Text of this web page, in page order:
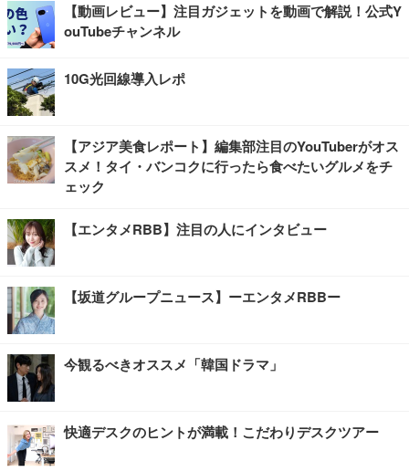
【動画レビュー】注目ガジェットを動画で解説！公式Y
ouTubeチャンネル
10G光回線導入レポ
【アジア美食レポート】編集部注目のYouTuberがオス
スメ！タイ・バンコクに行ったら食べたいグルメをチ
ェック
【エンタメRBB】注目の人にインタビュー
【坂道グループニュース】ーエンタメRBBー
今観るべきオススメ「韓国ドラマ」
快適デスクのヒントが満載！こだわりデスクツアー